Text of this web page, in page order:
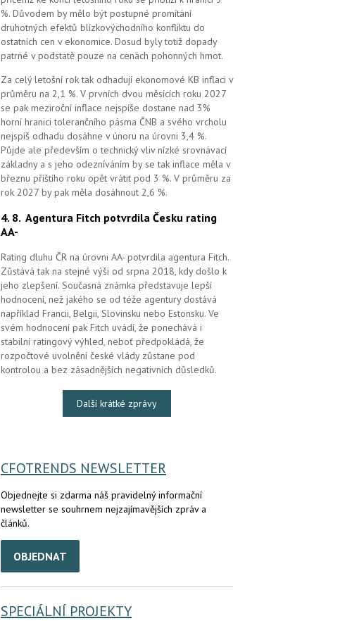
%. Důvodem by mělo být postupné promítání
druhotných efektů blízkovýchodního konfliktu do
ostatních cen v ekonomice. Dosud byly totiž dopady
patrné v podstatě pouze na cenách pohonných hmot.
Za celý letošní rok tak odhadují ekonomové KB inflaci v
průměru na 2,1 %. V prvních dvou měsících roku 2027
se pak meziroční inflace nejspíše dostane nad 3%
horní hranici tolerančního pásma ČNB a svého vrcholu
nejspíš odhadu dosáhne v únoru na úrovni 3,4 %.
Půjde ale především o technický vliv nízké srovnávací
základny a s jeho odezníváním by se tak inflace měla v
březnu příštího roku opět vrátit pod 3 %. V průměru za
rok 2027 by pak měla dosáhnout 2,6 %.
4. 8. Agentura Fitch potvrdila Česku rating
AA-
Rating dluhu ČR na úrovni AA- potvrdila agentura Fitch.
Zůstává tak na stejné výši od srpna 2018, kdy došlo k
jeho zlepšení. Současná známka představuje lepší
hodnocení, než jakého se od téže agentury dostává
například Francii, Belgii, Slovinsku nebo Estonsku. Ve
svém hodnocení pak Fitch uvádí, že ponechává i
stabilní ratingový výhled, neboť předpokládá, že
rozpočtové uvolnění české vlády zůstane pod
kontrolou a bez zásadnějších negativních důsledků.
Další krátké zprávy
CFOTRENDS NEWSLETTER
Objednejte si zdarma náš pravidelný informační
newsletter se souhrnem nejzajímavějších zpráv a
článků.
OBJEDNAT
SPECIÁLNÍ PROJEKTY